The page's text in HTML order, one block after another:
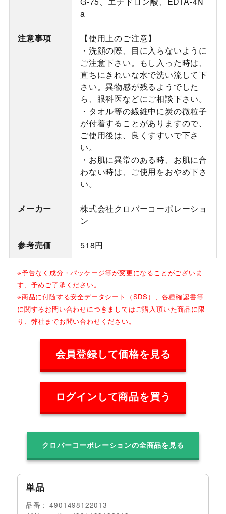
a
注意事項
【使用上のご注意】
・洗顔の際、目に入らないように
ご注意下さい。もし入った時は、
直ちにきれいな水で洗い流して下
さい。異物感が残るようでした
ら、眼科医などにご相談下さい。
・タオル等の繊維中に炭の微粒子
が付着することがありますので、
ご使用後は、良くすすいで下さ
い。
・お肌に異常のある時、お肌に合
わない時は、ご使用をおやめ下さ
い。
メーカー
株式会社クロバーコーポレーショ
ン
参考売価 518円
※予告なく成分・パッケージ等が変更になることがございま
す、予めご了承ください。
※商品に付随する安全データシート（SDS）、各種確認書等
に関するお問い合わせにつきましてはご購入頂いた商品に限
り、弊社までお問い合わせください。
会員登録して価格を見る
ログインして商品を買う
クロバーコーポレーションの全商品を見る
単品
品番
4901498122013